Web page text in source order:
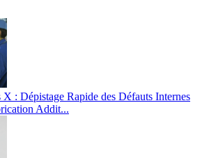
: Dépistage Rapide des Défauts Internes
Addit...